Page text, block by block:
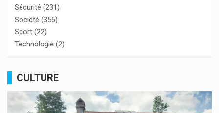
Sécurité (231)
Société (356)
Sport (22)
Technologie (2)
CULTURE